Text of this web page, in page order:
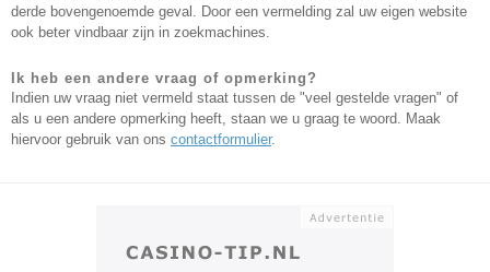
derde bovengenoemde geval. Door een vermelding zal uw eigen website
ook beter vindbaar zijn in zoekmachines.
Ik heb een andere vraag of opmerking?
Indien uw vraag niet vermeld staat tussen de "veel gestelde vragen" of
als u een andere opmerking heeft, staan we u graag te woord. Maak
hiervoor gebruik van ons contactformulier.